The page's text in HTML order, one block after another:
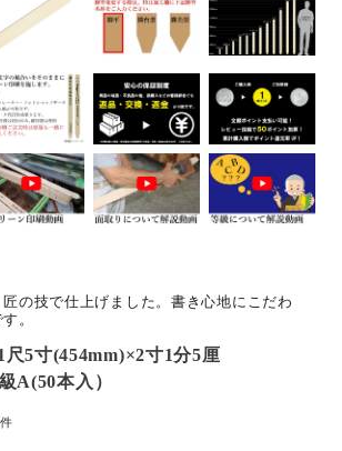
ー
ド
・再注文
ー
の技で仕上げました。書き心地にこだわ
。
5寸(454mm)×2寸1分5厘
A(50本入）